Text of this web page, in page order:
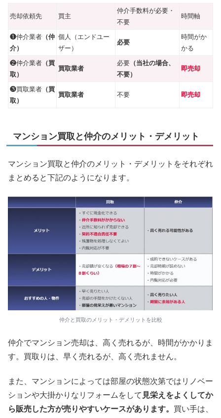
売却依頼先 買主
仲介手数料が必要・
不要
時間軸
❶仲介業者 （仲
介）
個人（エンドユー
ザー）
必要
時間がか
かる
❷仲介業者 （買
取）
買取業者
必要 （当社の場合、
不要）
即売却
❸買取業者 （買
取）
買取業者 不要 即売却
マンション買取と仲介のメリット・デメリット
マンション買取と仲介のメリット・デメリットをそれぞれ
まとめると下記のようになります。
仲介と買取のメリット・デメリットを比較
仲介でマンション売却は、高く売れるが、時間がかかりま
す。買取りは、早く売れるが、高く売れません。
また、マンションによっては部屋の状態次第ではリノベー
ションや大掛かりなリフォームをして 見栄えをよくしてか
ら販売した方が売りやすいケースがあります。 買い手は、